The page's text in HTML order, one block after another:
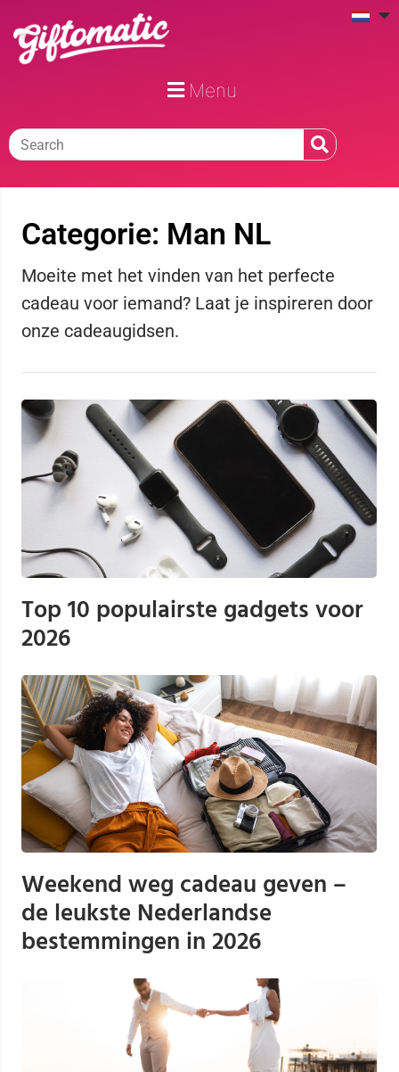
Menu
Categorie: Man NL
Moeite met het vinden van het perfecte
cadeau voor iemand? Laat je inspireren door
onze cadeaugidsen.
Top 10 populairste gadgets voor
2026
Weekend weg cadeau geven –
de leukste Nederlandse
bestemmingen in 2026